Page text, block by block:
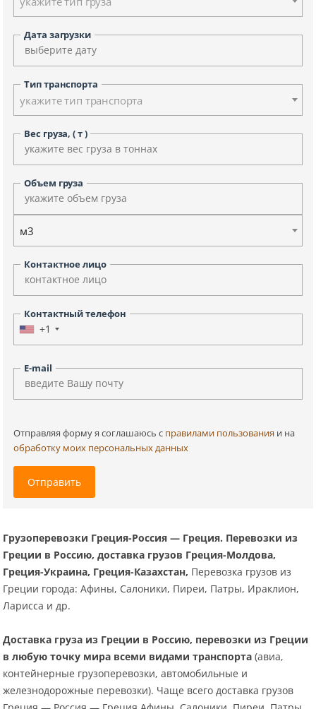
Дата загрузки
Тип транспорта
укажите тип транспорта
Вес груза, ( т )
Объем груза
м3
Контактное лицо
Контактный телефон
+1
E-mail
Отправляя форму я соглашаюсь c правилами пользования и на
обработку моих персональных данных
Отправить
Грузоперевозки Греция-Россия — Греция. Перевозки из
Греции в Россию, доставка грузов Греция-Молдова,
Греция-Украина, Греция-Казахстан, Перевозка грузов из
Греции города: Афины, Салоники, Пиреи, Патры, Ираклион,
Ларисса и др.
Доставка груза из Греции в Россию, перевозки из Греции
в любую точку мира всеми видами транспорта(авиа,
контейнерные грузоперевозки, автомобильные и
железнодорожные перевозки). Чаще всего доставка грузов